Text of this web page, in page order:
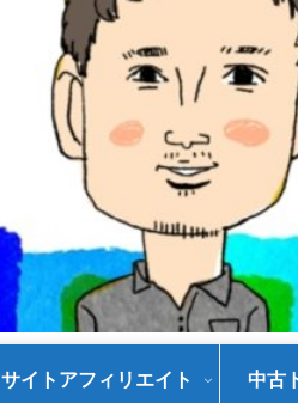
サイトアフィリエイト 中古